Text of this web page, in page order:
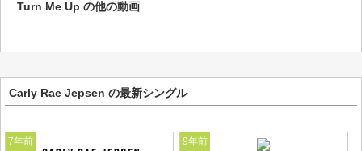
Turn Me Up の他の動画
Carly Rae Jepsen の最新シングル
7年前
9年前